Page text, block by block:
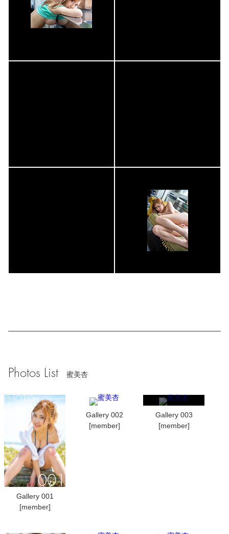
Photos List 蜜美杏
Gallery 001
[member]
Gallery 002
[member]
Gallery 003
[member]